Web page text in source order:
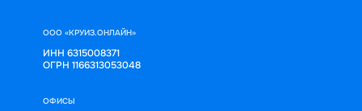
ООО «КРУИЗ.ОНЛАЙН»
ИНН 6315008371
ОГРН 1166313053048
ОФИСЫ